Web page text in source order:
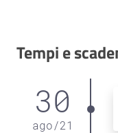
Tempi e
30
ago/21